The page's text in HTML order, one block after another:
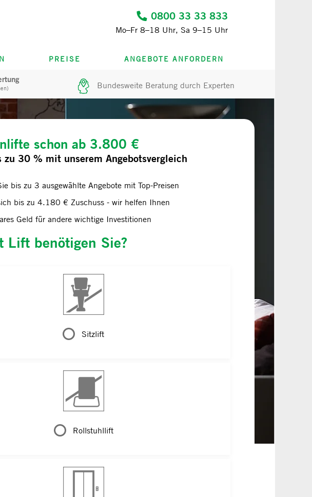
0800 33 33 833
Mo–Fr 8–18 Uhr, Sa 9–15 Uhr
PREISE ANGEBOTE ANFORDERN
Bundesweite Beratung durch Experten
schon ab 3.800 €
zu 30 % mit unserem Angebotsvergleich
bis zu 3 ausgewählte Angebote mit Top-Preisen
bis zu 4.180 € Zuschuss - wir helfen Ihnen
Geld für andere wichtige Investitionen
Lift benötigen Sie?
Sitzlift
Rollstuhllift
Partner*: